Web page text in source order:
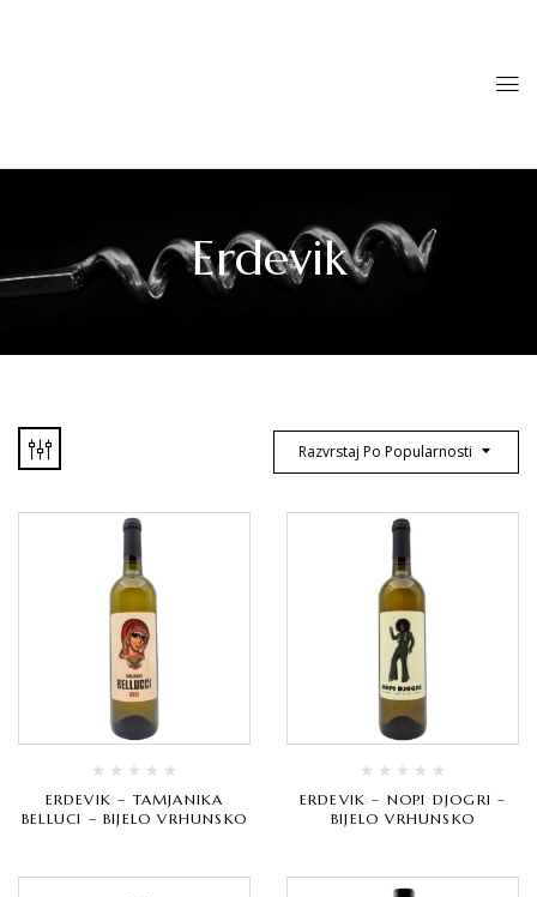
Erdevik
Razvrstaj Po Popularnosti
ERDEVIK – TAMJANIKA
BELLUCI – BIJELO VRHUNSKO
ERDEVIK – NOPI DJOGRI –
BIJELO VRHUNSKO